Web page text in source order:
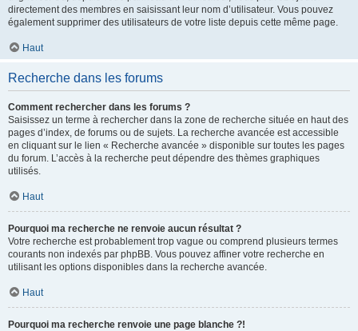
directement des membres en saisissant leur nom d’utilisateur. Vous pouvez
également supprimer des utilisateurs de votre liste depuis cette même page.
Haut
Recherche dans les forums
Comment rechercher dans les forums ?
Saisissez un terme à rechercher dans la zone de recherche située en haut des
pages d’index, de forums ou de sujets. La recherche avancée est accessible
en cliquant sur le lien « Recherche avancée » disponible sur toutes les pages
du forum. L’accès à la recherche peut dépendre des thèmes graphiques
utilisés.
Haut
Pourquoi ma recherche ne renvoie aucun résultat ?
Votre recherche est probablement trop vague ou comprend plusieurs termes
courants non indexés par phpBB. Vous pouvez affiner votre recherche en
utilisant les options disponibles dans la recherche avancée.
Haut
Pourquoi ma recherche renvoie une page blanche ?!